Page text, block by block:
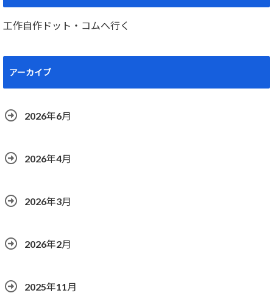
工作自作ドット・コムへ行く
アーカイブ
2026年6月
2026年4月
2026年3月
2026年2月
2025年11月